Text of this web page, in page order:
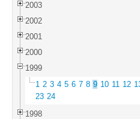
2003
2002
2001
2000
1999
1 2 3 4 5 6 7 8 9 10 11 12
23 24
1998